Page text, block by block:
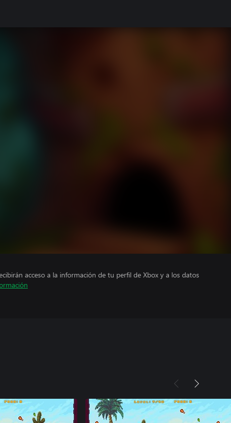
acceso a la información de tu perfil de Xbox y a los datos